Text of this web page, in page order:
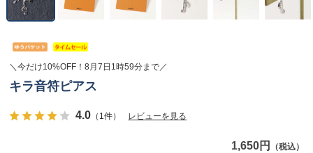
＼今だけ10%OFF！8月7日1時59分まで／
キラ音符ピアス
4.0 （1件） レビューを見る
1,650円 （税込）